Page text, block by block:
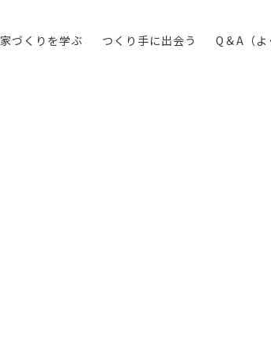
家づくりを学ぶ つくり手に出会う Q＆A（